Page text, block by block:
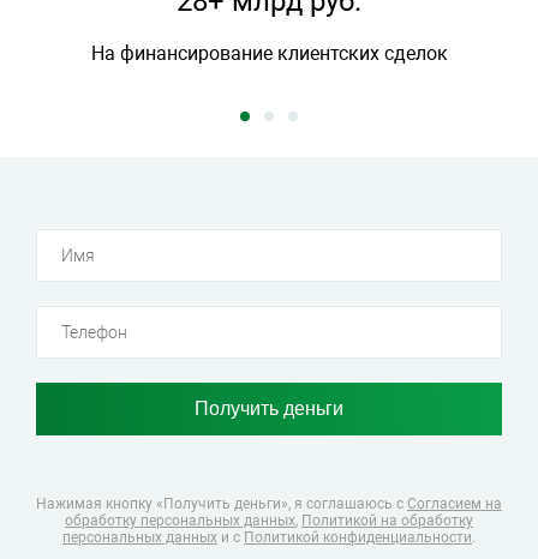
На финансирование клиентских сделок
Нажимая кнопку «Получить деньги», я соглашаюсь с Согласием на
обработку персональных данных, Политикой на обработку
персональных данных и с Политикой конфиденциальности.